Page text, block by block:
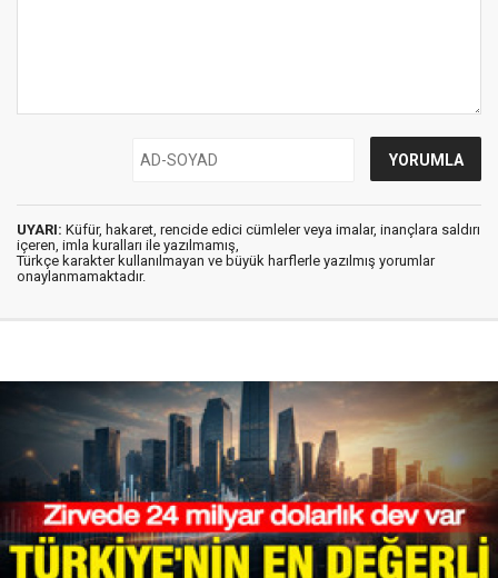
UYARI: Küfür, hakaret, rencide edici cümleler veya imalar, inançlara saldırı
içeren, imla kuralları ile yazılmamış,
Türkçe karakter kullanılmayan ve büyük harflerle yazılmış yorumlar
onaylanmamaktadır.